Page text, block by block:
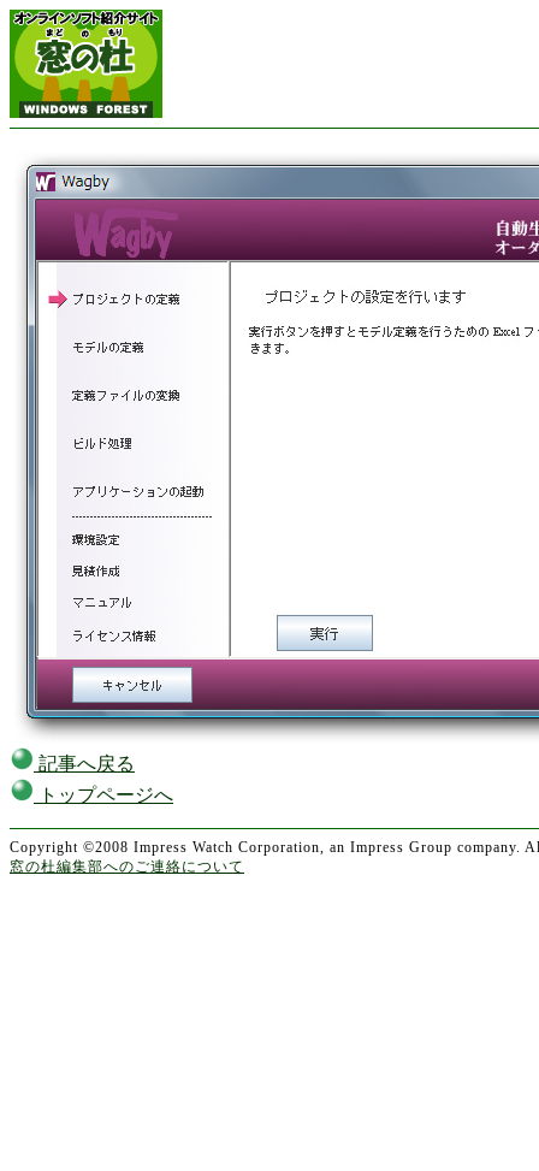
記事へ戻る
トップページへ
Copyright ©2008 Impress Watch Corporation, an Impress Group company.
窓の杜編集部へのご連絡について